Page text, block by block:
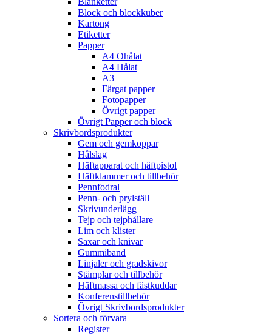
Block och blockkuber
Kartong
Etiketter
Papper
A4 Ohålat
A4 Hålat
A3
Färgat papper
Fotopapper
Övrigt papper
Övrigt Papper och block
Skrivbordsprodukter
Gem och gemkoppar
Hålslag
Häftapparat och häftpistol
Häftklammer och tillbehör
Pennfodral
Penn- och prylställ
Skrivunderlägg
Tejp och tejphållare
Lim och klister
Saxar och knivar
Gummiband
Linjaler och gradskivor
Stämplar och tillbehör
Häftmassa och fästkuddar
Konferenstillbehör
Övrigt Skrivbordsprodukter
Sortera och förvara
Register